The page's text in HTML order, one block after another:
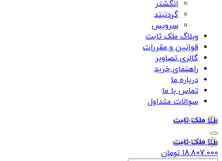
انگشتر
گردنبند
سرویس
وبلاگ ملک ثابت
قوانین و مقررات
گالری تصاویر
راهنمای خرید
درباره ما
تماس با ما
سوالات متداول
طلا ملک ثابت
طلا ملک ثابت
18.807.000 تومان